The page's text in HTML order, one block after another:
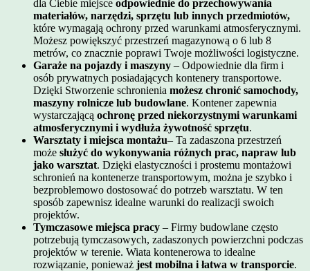
dla Ciebie miejsce odpowiednie do przechowywania
materiałów, narzędzi, sprzętu lub innych przedmiotów,
które wymagają ochrony przed warunkami atmosferycznymi.
Możesz powiększyć przestrzeń magazynową o 6 lub 8
metrów, co znacznie poprawi Twoje możliwości logistyczne.
Garaże na pojazdy i maszyny – Odpowiednie dla firm i
osób prywatnych posiadających kontenery transportowe.
Dzięki Stworzenie schronienia możesz chronić samochody,
maszyny rolnicze lub budowlane. Kontener zapewnia
wystarczającą ochronę przed niekorzystnymi warunkami
atmosferycznymi i wydłuża żywotność sprzętu.
Warsztaty i miejsca montażu– Ta zadaszona przestrzeń
może służyć do wykonywania różnych prac, napraw lub
jako warsztat. Dzięki elastyczności i prostemu montażowi
schronień na kontenerze transportowym, można je szybko i
bezproblemowo dostosować do potrzeb warsztatu. W ten
sposób zapewnisz idealne warunki do realizacji swoich
projektów.
Tymczasowe miejsca pracy – Firmy budowlane często
potrzebują tymczasowych, zadaszonych powierzchni podczas
projektów w terenie. Wiata kontenerowa to idealne
rozwiązanie, ponieważ jest mobilna i łatwa w transporcie.